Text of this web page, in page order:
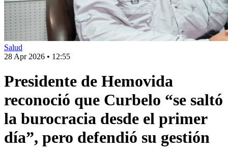
Salud
28 Apr 2026 • 12:55
Presidente de Hemovida
reconoció que Curbelo “se saltó
la burocracia desde el primer
día”, pero defendió su gestión